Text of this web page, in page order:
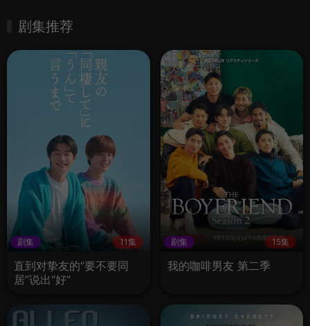
剧集推荐
剧集 11集
直到对挚友的“要不要同
居”说出“好”
剧集 15集
我的咖啡男友 第二季